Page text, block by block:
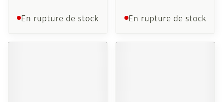
En rupture de stock En rupture de stock